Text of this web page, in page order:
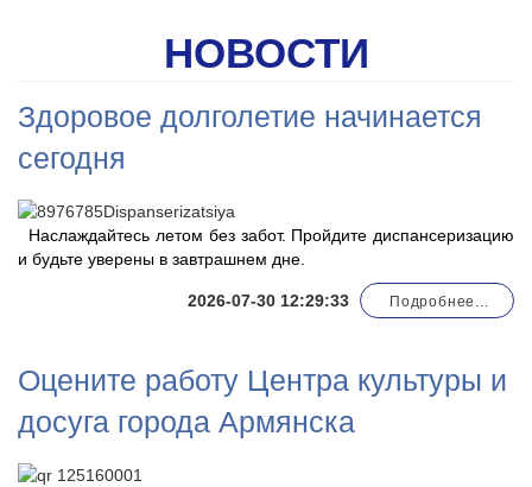
НОВОСТИ
Здоровое долголетие начинается
сегодня
2026-07-30 12:29:33
Наслаждайтесь летом без забот. Пройдите диспансеризацию
и будьте уверены в завтрашнем дне.
Подробнее...
Оцените работу Центра культуры и
досуга города Армянска